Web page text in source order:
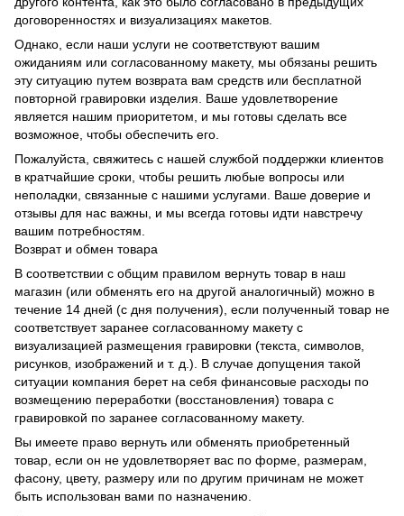
договоренностях и визуализациях макетов.
Однако, если наши услуги не соответствуют вашим
ожиданиям или согласованному макету, мы обязаны решить
эту ситуацию путем возврата вам средств или бесплатной
повторной гравировки изделия. Ваше удовлетворение
является нашим приоритетом, и мы готовы сделать все
возможное, чтобы обеспечить его.
Пожалуйста, свяжитесь с нашей службой поддержки клиентов
в кратчайшие сроки, чтобы решить любые вопросы или
неполадки, связанные с нашими услугами. Ваше доверие и
отзывы для нас важны, и мы всегда готовы идти навстречу
вашим потребностям.
Возврат и обмен товара
В соответствии с общим правилом вернуть товар в наш
магазин (или обменять его на другой аналогичный) можно в
течение 14 дней (с дня получения), если полученный товар не
соответствует заранее согласованному макету с
визуализацией размещения гравировки (текста, символов,
рисунков, изображений и т. д.). В случае допущения такой
ситуации компания берет на себя финансовые расходы по
возмещению переработки (восстановления) товара с
гравировкой по заранее согласованному макету.
Вы имеете право вернуть или обменять приобретенный
товар, если он не удовлетворяет вас по форме, размерам,
фасону, цвету, размеру или по другим причинам не может
быть использован вами по назначению.